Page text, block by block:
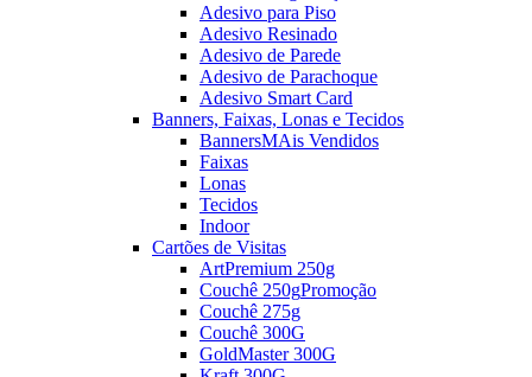
Adesivo para Piso
Adesivo Resinado
Adesivo de Parede
Adesivo de Parachoque
Adesivo Smart Card
Banners, Faixas, Lonas e Tecidos
BannersMAis Vendidos
Faixas
Lonas
Tecidos
Indoor
Cartões de Visitas
ArtPremium 250g
Couchê 250gPromoção
Couchê 275g
Couchê 300G
GoldMaster 300G